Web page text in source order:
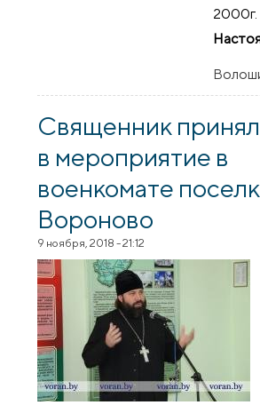
2000г.
Священник
в мероприятие в
военкомате
Вороново
9 ноября, 2018 - 21:12